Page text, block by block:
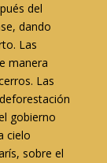
del
dando
Las
manera
Las
gobierno
cielo
sobre el